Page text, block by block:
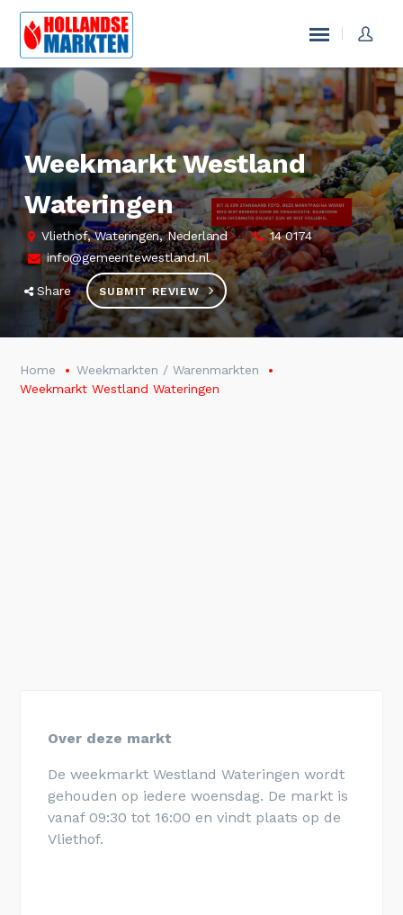
Weekmarkt Westland
Wateringen
Vliethof, Wateringen, Nederland
14 0174
info@gemeentewestland.nl
Share SUBMIT REVIEW
Home
Weekmarkten / Warenmarkten
Weekmarkt Westland Wateringen
Over deze markt
De weekmarkt Westland Wateringen wordt
gehouden op iedere woensdag. De markt is
vanaf 09:30 tot 16:00 en vindt plaats op de
Vliethof.